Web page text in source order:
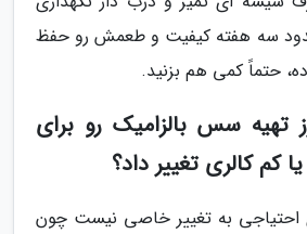
سه هفته کیفیت و طعمش رو حفظ
حتماً کمی هم بزنید.
تهیه سس بالزامیک رو برای
کم کالری تغییر داد؟
احتیاجی به تغییر خاصی نیست چون